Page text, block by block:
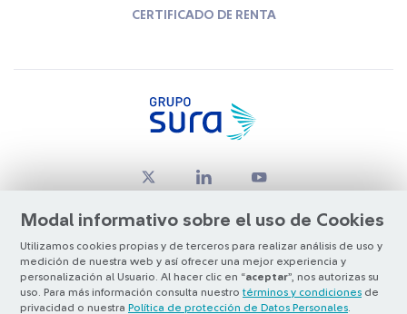
Modal informativo sobre el uso de Cookies
Utilizamos cookies propias y de terceros para realizar análisis de uso y
medición de nuestra web y así ofrecer una mejor experiencia y
personalización al Usuario. Al hacer clic en “aceptar”, nos autorizas su
uso. Para más información consulta nuestro términos y condiciones de
privacidad o nuestra Política de protección de Datos Personales
CERTIFICADO DE RENTA
© Copyright Grupo SURA 2026